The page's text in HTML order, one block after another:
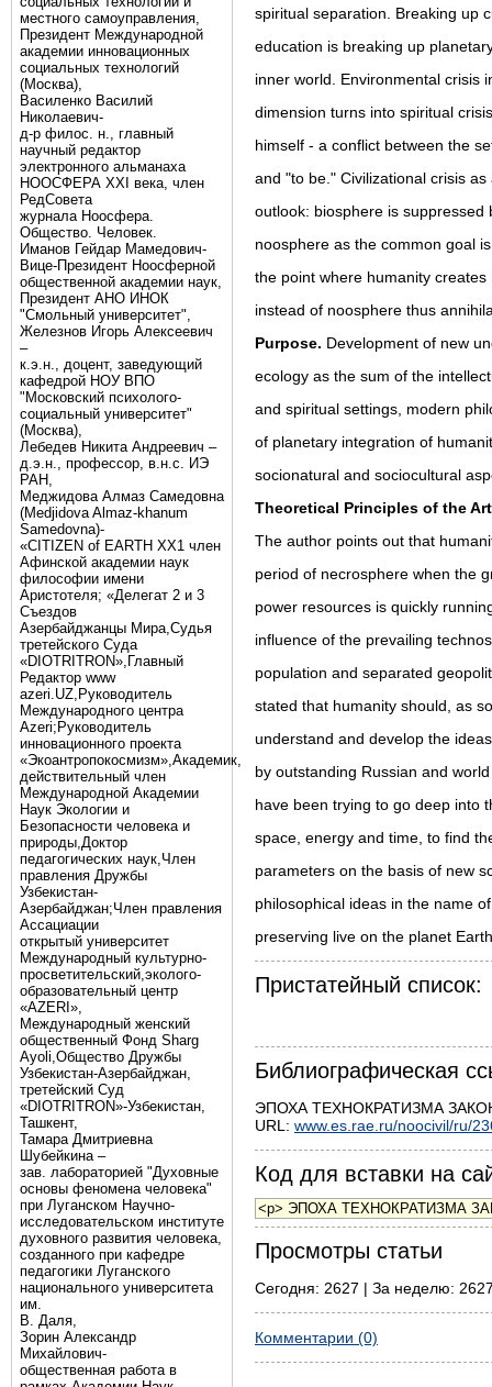
местного самоуправления,
Президент Международной
академии инновационных
социальных технологий
(Москва),
Василенко Василий
Николаевич-
д-р филос. н., главный
научный редактор
электронного альманаха
НООСФЕРА XXI века, член
РедСовета
журнала Ноосфера.
Общество. Человек.
Иманов Гейдар Мамедович-
Вице-Президент Ноосферной
общественной академии наук,
Президент АНО ИНОК
"Смольный университет",
Железнов Игорь Алексеевич
–
к.э.н., доцент, заведующий
кафедрой НОУ ВПО
"Московский психолого-
социальный университет"
(Москва),
Лебедев Никита Андреевич –
д.э.н., профессор, в.н.с. ИЭ
РАН,
Меджидова Алмаз Самедовна
(Medjidova Almaz-khanum
Samedovna)-
«CITIZEN of EARTH XX1 член
Афинской академии наук
философии имени
Аристотеля; «Делегат 2 и 3
Съездов
Азербайджанцы Мира,Судья
третейского Суда
«DIOTRITRON»,Главный
Редактор www
azeri.UZ,Руководитель
Международного центра
Аzeri;Руководитель
инновационного проекта
«Экоантропокосмизм»,Академик,
действительный член
Международной Академии
Наук Экологии и
Безопасности человека и
природы,Доктор
педагогических наук,Член
правления Дружбы
Узбекистан-
Азербайджан;Член правления
Ассациации
открытый университет
Международный культурно-
просветительский,эколого-
образовательный центр
«AZERI»,
Mеждународный женский
общественный Фонд Sharg
Аyoli,Общество Дружбы
Узбекистан-Азербайджан,
третейский Суд
«DIOTRITRON»-Узбекистан,
Ташкент,
Тамара Дмитриевна
Шубейкина –
зав. лабораторией "Духовные
основы феномена человека"
при Луганском Научно-
исследовательском институте
духовного развития человека,
созданного при кафедре
педагогики Луганского
национального университета
им.
В. Даля,
Зорин Александр
Михайлович-
общественная работа в
spiritual separation. Breaking up
education is breaking up
inner world. Environmental crisis
dimension turns into spiritual
himself - a conflict between the
and "to be." Civilizational crisis as
outlook: biosphere is suppressed
noosphere as the common goal
the point where humanity creates
instead of noosphere thus
Purpose. Development of new
ecology as the sum of the
and spiritual settings, modern
of planetary integration of
socionatural and sociocultural
Theoretical Principles of the
The author points out that
period of necrosphere when the
power resources is quickly
influence of the prevailing
population and separated
stated that humanity should, as
understand and develop the
by outstanding Russian and
have been trying to go deep into
space, energy and time, to find
parameters on the basis of new
philosophical ideas in the name
preserving live on the planet Earth
Пристатейный список:
Библиографическая
ЭПОХА ТЕХНОКРАТИЗМА
URL: www.es.rae.ru/noocivil/ru/
Код для вставки на
Просмотры статьи
Сегодня: 2627 | За неделю:
Комментарии (0)